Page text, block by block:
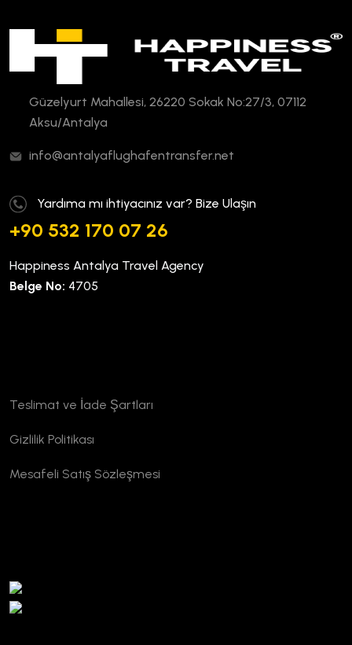
Güzelyurt Mahallesi, 26220 Sokak No:27/3, 07112
Aksu/Antalya
info@antalyaflughafentransfer.net
Yardıma mı ihtiyacınız var? Bize Ulaşın
+90 532 170 07 26
Happiness Antalya Travel Agency
Belge No: 4705
Teslimat ve İade Şartları
Gizlilik Politikası
Mesafeli Satış Sözleşmesi